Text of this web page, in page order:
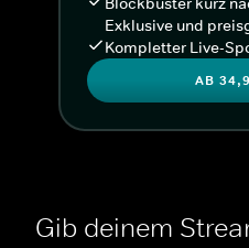
Exklusive und
Kompletter Live-
AB
Gib deinem